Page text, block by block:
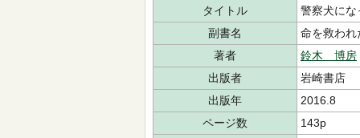
タイトル
警察犬にな
副書名
命を救われ
著者
鈴木 博房
出版者
岩崎書店
出版年
2016.8
ページ数
143p